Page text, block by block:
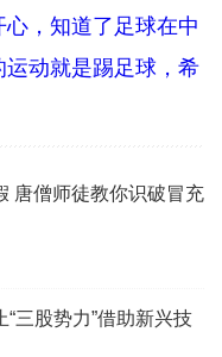
，知道了足球在中
运动就是踢足球，希
唐僧师徒教你识破冒充
“三股势力”借助新兴技